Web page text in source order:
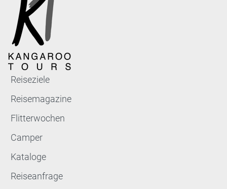
Reiseziele
Reisemagazine
Flitterwochen
Camper
Kataloge
Reiseanfrage